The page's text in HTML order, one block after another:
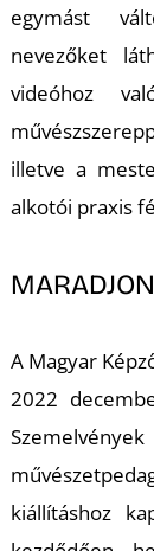
egymást
nevezőket
videóhoz
illetve a
alkotói praxis
A Magyar
2022
kiállításhoz